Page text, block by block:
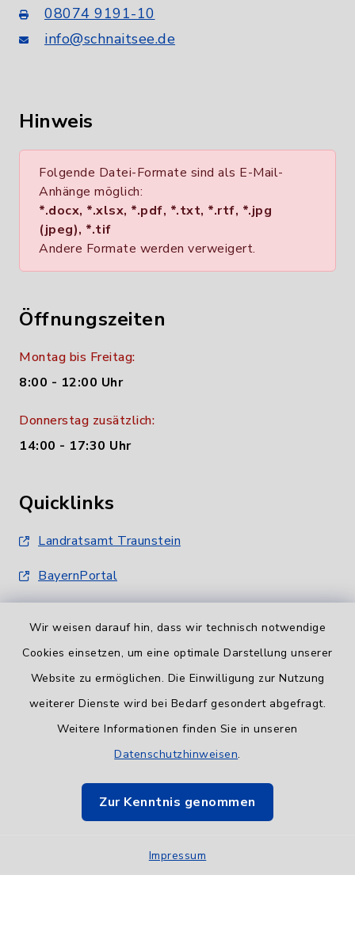
Wir weisen darauf hin, dass wir technisch notwendige
Cookies einsetzen, um eine optimale Darstellung unserer
Website zu ermöglichen. Die Einwilligung zur Nutzung
weiterer Dienste wird bei Bedarf gesondert abgefragt.
Weitere Informationen finden Sie in unseren
Datenschutzhinweisen.
Zur Kenntnis genommen
Impressum
08074 9191-10
info@schnaitsee.de
Hinweis
Folgende Datei-Formate sind als E-Mail-
Anhänge möglich:
*.docx, *.xlsx, *.pdf, *.txt, *.rtf, *.jpg
(jpeg), *.tif
Andere Formate werden verweigert.
Öffnungszeiten
Montag bis Freitag:
8:00 - 12:00 Uhr
Donnerstag zusätzlich:
14:00 - 17:30 Uhr
Quicklinks
Landratsamt Traunstein
BayernPortal
Barrierefreiheit
Impressum
Sitemap